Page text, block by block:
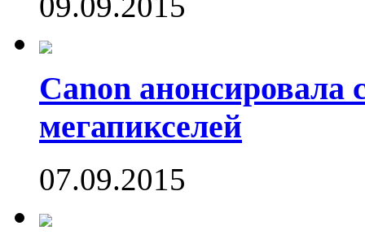
Canon анонсировала
мегапикселей
07.09.2015